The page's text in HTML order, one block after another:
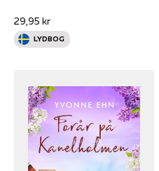
29,95 kr
LYDBOG